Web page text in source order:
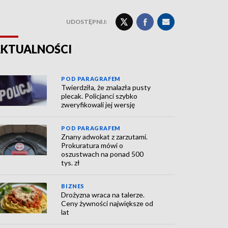
UDOSTĘPNIJ:
POD PARAGRAFEM
Twierdziła, że znalazła pusty
plecak. Policjanci szybko
zweryfikowali jej wersję
POD PARAGRAFEM
Znany adwokat z zarzutami.
Prokuratura mówi o
oszustwach na ponad 500
tys. zł
BIZNES
Drożyzna wraca na talerze.
Ceny żywności największe od
lat